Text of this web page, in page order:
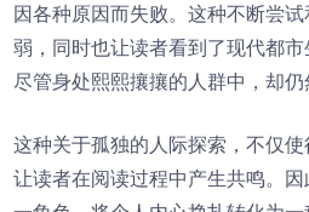
因各种原因而失败。这种不断尝
弱，同时也让读者看到了现代都市
尽管身处熙熙攘攘的人群中，却仍
这种关于孤独的人际探索，不仅
让读者在阅读过程中产生共鸣。